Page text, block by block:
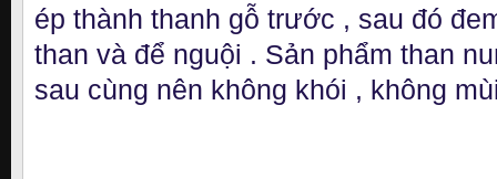
ép thành thanh gỗ trước , sau đó
than và để nguội . Sản phẩm than
sau cùng nên không khói , không